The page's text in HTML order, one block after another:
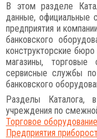
В этом разделе
данные, официальные
предприятия и
банковского
конструкторские
магазины,
сервисные службы
банковского
Разделы Каталога,
учреждения по
Торговое оборудование
Предприятия